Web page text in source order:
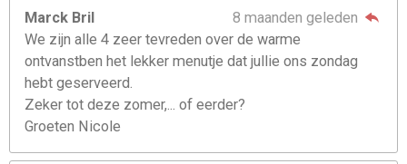
Marck Bril
8 maanden geleden
We zijn alle 4 zeer tevreden over de warme
ontvanstben het lekker menutje dat jullie ons zondag
hebt geserveerd.
Zeker tot deze zomer,... of eerder?
Groeten Nicole